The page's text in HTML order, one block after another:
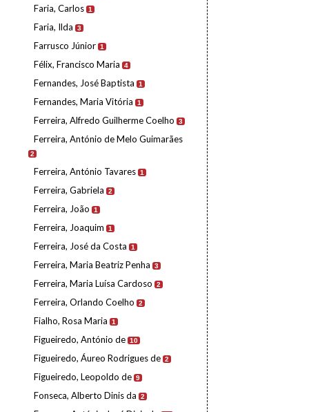
Faria, Carlos 1
Faria, Ilda 3
Farrusco Júnior 1
Félix, Francisco Maria 4
Fernandes, José Baptista 1
Fernandes, Maria Vitória 1
Ferreira, Alfredo Guilherme Coelho 3
Ferreira, António de Melo Guimarães
2
Ferreira, António Tavares 1
Ferreira, Gabriela 2
Ferreira, João 1
Ferreira, Joaquim 1
Ferreira, José da Costa 1
Ferreira, Maria Beatriz Penha 3
Ferreira, Maria Luísa Cardoso 2
Ferreira, Orlando Coelho 2
Fialho, Rosa Maria 1
Figueiredo, António de 10
Figueiredo, Áureo Rodrigues de 2
Figueiredo, Leopoldo de 9
Fonseca, Alberto Dinis da 2